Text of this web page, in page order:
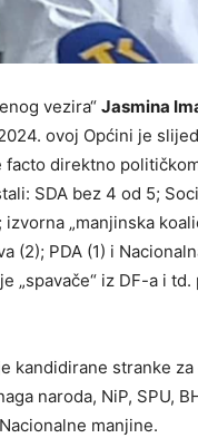
vezira“ Jasmina
ovoj Općini je
direktno
SDA bez 4 od 5;
izvorna „manjinska
(2); PDA (1) i
„spavače“ iz DF-a i
kandidirane stranke za
naroda, NiP, SPU,
manjine.